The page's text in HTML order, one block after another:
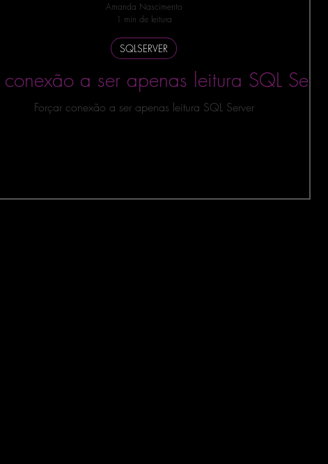
conexão a ser apenas leitura SQL Server
Forçar conexão a ser apenas leitura SQL Server
SQLSERVER
Amanda Nascimento
1 min de leitura